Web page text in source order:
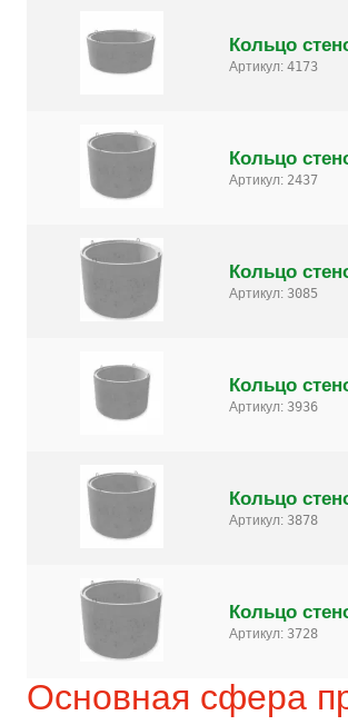
Кольцо
Артикул: 4173
Кольцо
Артикул: 2437
Кольцо
Артикул: 3085
Кольцо
Артикул: 3936
Кольцо
Артикул: 3878
Кольцо
Артикул: 3728
Основная сфера